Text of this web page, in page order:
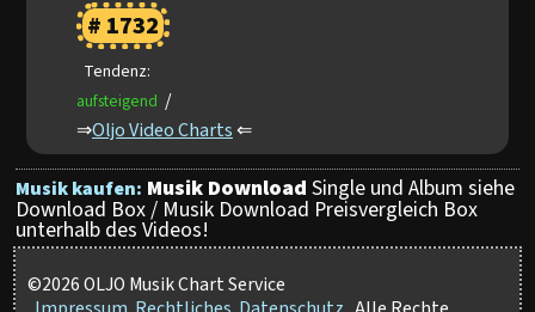
# 1732
Tendenz:
aufsteigend /
⇒Oljo Video Charts ⇐
Musik kaufen: Musik Download Single und Album siehe
Download Box / Musik Download Preisvergleich Box
unterhalb des Videos!
©2026 OLJO Musik Chart Service